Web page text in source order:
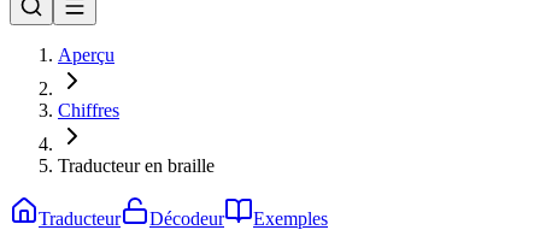
Aperçu
Chiffres
Traducteur en braille
Traducteur Décodeur Exemples